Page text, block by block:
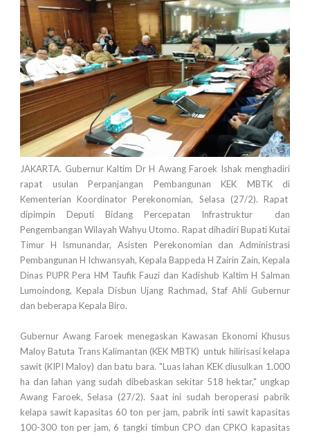
JAKARTA. Gubernur Kaltim Dr H Awang Faroek Ishak menghadiri
rapat usulan Perpanjangan Pembangunan KEK MBTK di
Kementerian Koordinator Perekonomian, Selasa (27/2). Rapat
dipimpin Deputi Bidang Percepatan Infrastruktur dan
Pengembangan Wilayah Wahyu Utomo. Rapat dihadiri Bupati Kutai
Timur H Ismunandar, Asisten Perekonomian dan Administrasi
Pembangunan H Ichwansyah, Kepala Bappeda H Zairin Zain, Kepala
Dinas PUPR Pera HM Taufik Fauzi dan Kadishub Kaltim H Salman
Lumoindong, Kepala Disbun Ujang Rachmad, Staf Ahli Gubernur
dan beberapa Kepala Biro.
Gubernur Awang Faroek menegaskan Kawasan Ekonomi Khusus
Maloy Batuta Trans Kalimantan (KEK MBTK) untuk hilirisasi kelapa
sawit (KIPI Maloy) dan batu bara. "Luas lahan KEK diusulkan 1.000
ha dan lahan yang sudah dibebaskan sekitar 518 hektar," ungkap
Awang Faroek, Selasa (27/2). Saat ini sudah beroperasi pabrik
kelapa sawit kapasitas 60 ton per jam, pabrik inti sawit kapasitas
100-300 ton per jam, 6 tangki timbun CPO dan CPKO kapasitas